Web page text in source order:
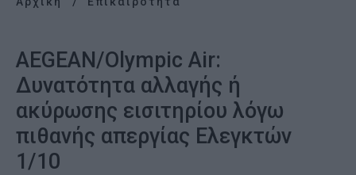
AEGEAN/Olympic Air:
Δυνατότητα αλλαγής ή
ακύρωσης εισιτηρίου λόγω
πιθανής απεργίας Ελεγκτών
1/10